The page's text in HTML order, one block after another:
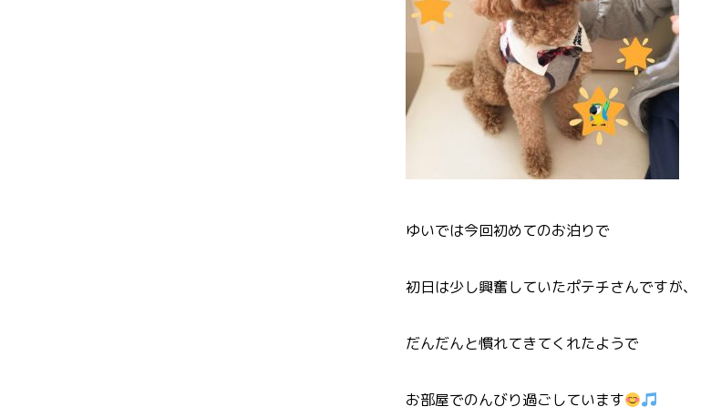
ゆいでは今回初めてのお泊りで
初日は少し興奮していたポテチさんですが、
だんだんと慣れてきてくれたようで
お部屋でのんびり過ごしています